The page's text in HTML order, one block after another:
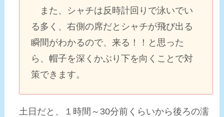
また、シャチは反時計回りで泳いでい
る多く、右側の席だとシャチが飛び出る
瞬間がわかるので、来る！！と思った
ら、帽子を深くかぶり下を向くことで対
策できます。
土日だと、１時間～30分前くらいから後ろの濡